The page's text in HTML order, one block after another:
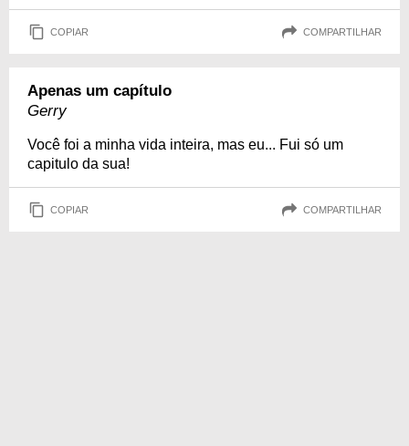
COPIAR COMPARTILHAR
Apenas um capítulo
Gerry
Você foi a minha vida inteira, mas eu... Fui só um
capitulo da sua!
COPIAR COMPARTILHAR